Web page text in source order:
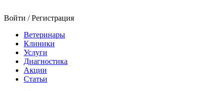
Войти / Регистрация
Ветеринары
Клиники
Услуги
Диагностика
Акции
Статьи